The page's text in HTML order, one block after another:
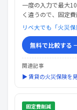
一度の入力で最大
く違うので、固定費
リベ大でも「火災
無料で比較する
関連記事
▶ 賃貸の火災保険を
固定費削減